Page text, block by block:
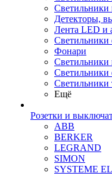
Детекторы,
Лента LED и
Светильники
Фонари
Светильники
Светильники
Светильники
Ещё
Розетки и
ABB
BERKER
LEGRAND
SIMON
SYSTEME